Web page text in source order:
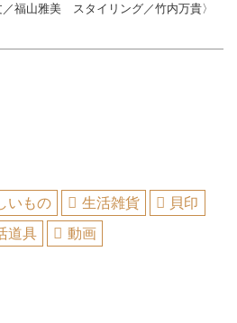
福山雅美 スタイリング／竹内万貴〉
いもの 生活雑貨
貝印
道具 動画